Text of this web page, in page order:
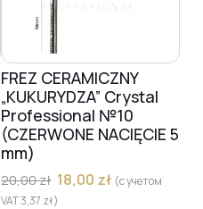
FREZ CERAMICZNY
„KUKURYDZA” Crystal
Professional №10
(CZERWONE NACIĘCIE 5
mm)
20,00zł 18,00 zł (с учетом
VAT3,37 zł)